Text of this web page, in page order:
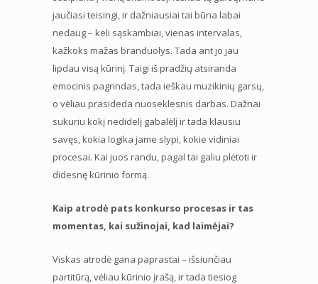
jaučiasi teisingi, ir dažniausiai tai būna labai
nedaug – keli sąskambiai, vienas intervalas,
kažkoks mažas branduolys. Tada ant jo jau
lipdau visą kūrinį. Taigi iš pradžių atsiranda
emocinis pagrindas, tada ieškau muzikinių garsų,
o vėliau prasideda nuoseklesnis darbas. Dažnai
sukuriu kokį nedidelį gabalėlį ir tada klausiu
savęs, kokia logika jame slypi, kokie vidiniai
procesai. Kai juos randu, pagal tai galiu plėtoti ir
didesnę kūrinio formą.
Kaip atrodė pats konkurso procesas ir tas
momentas, kai sužinojai, kad laimėjai?
Viskas atrodė gana paprastai – išsiunčiau
partitūrą, vėliau kūrinio įrašą, ir tada tiesiog